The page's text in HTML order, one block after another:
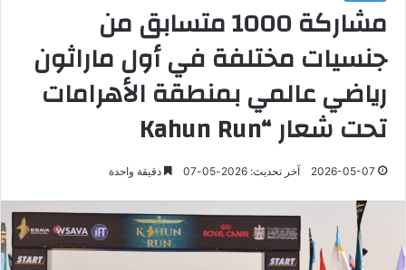
مشاركة 1000 متسابق من
جنسيات مختلفة في أول ماراثون
رياضي عالمي بمنطقة الأهرامات
تحت شعار “Kahun Run
2026-05-07 آخر تحديث: 2026-05-07 دقيقة واحدة